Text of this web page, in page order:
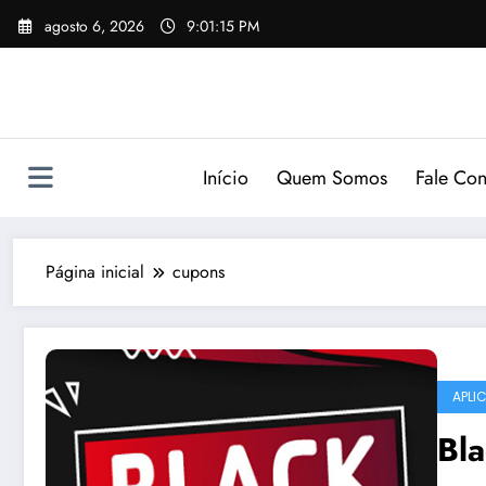
Pular
para
agosto 6, 2026 9:01:15 PM
Início Quem Somos Fale
Página inicial cupons